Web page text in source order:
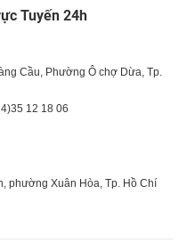
Tuyến 24h
Cầu, Phường Ô chợ Dừa, Tp.
35 12 18 06
phường Xuân Hòa, Tp. Hồ Chí